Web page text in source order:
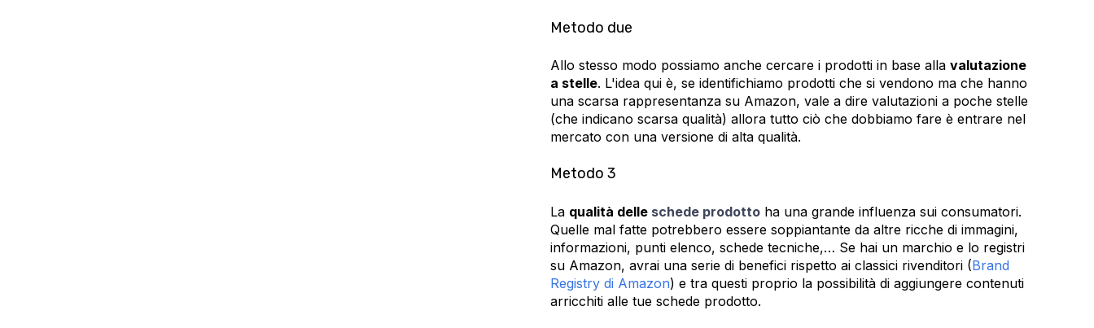
Metodo due
Allo stesso modo possiamo anche cercare i prodotti in base alla valutazione
a stelle. L'idea qui è, se identifichiamo prodotti che si vendono ma che hanno
una scarsa rappresentanza su Amazon, vale a dire valutazioni a poche stelle
(che indicano scarsa qualità) allora tutto ciò che dobbiamo fare è entrare nel
mercato con una versione di alta qualità.
Metodo 3
La qualità delle schede prodotto ha una grande influenza sui consumatori.
Quelle mal fatte potrebbero essere soppiantante da altre ricche di immagini,
informazioni, punti elenco, schede tecniche,… Se hai un marchio e lo registri
su Amazon, avrai una serie di benefici rispetto ai classici rivenditori (Brand
Registry di Amazon) e tra questi proprio la possibilità di aggiungere contenuti
arricchiti alle tue schede prodotto.